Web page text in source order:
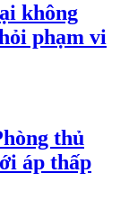
không
phạm vi
thủ
áp thấp